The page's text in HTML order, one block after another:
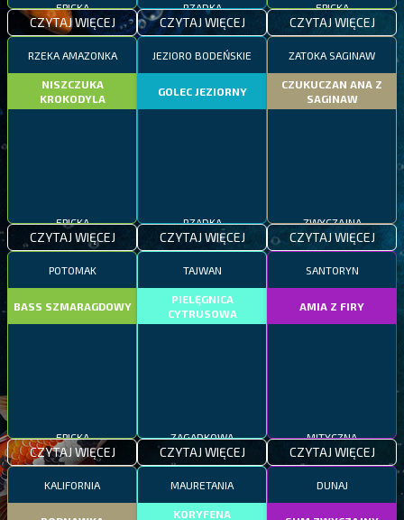
EPICKA
CZYTAJ WIĘCEJ
RZADKA
CZYTAJ WIĘCEJ
EPICKA
CZYTAJ WIĘCEJ
RZEKA AMAZONKA
NISZCZUKA
KROKODYLA
EPICKA
CZYTAJ WIĘCEJ
JEZIORO BODEŃSKIE
GOLEC JEZIORNY
RZADKA
CZYTAJ WIĘCEJ
ZATOKA SAGINAW
CZUKUCZAN ANA Z
SAGINAW
ZWYCZAJNA
CZYTAJ WIĘCEJ
POTOMAK
BASS SZMARAGDOWY
EPICKA
CZYTAJ WIĘCEJ
TAJWAN
PIELĘGNICA
CYTRUSOWA
ZAGADKOWA
CZYTAJ WIĘCEJ
SANTORYN
AMIA Z FIRY
MITYCZNA
CZYTAJ WIĘCEJ
KALIFORNIA MAURETANIA
KORYFENA
DUNAJ